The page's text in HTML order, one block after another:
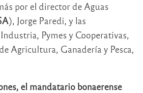
por el director de Aguas
), Jorge Paredi, y las
Pymes y Cooperativas,
Agricultura, Ganadería y Pesca,
el mandatario bonaerense